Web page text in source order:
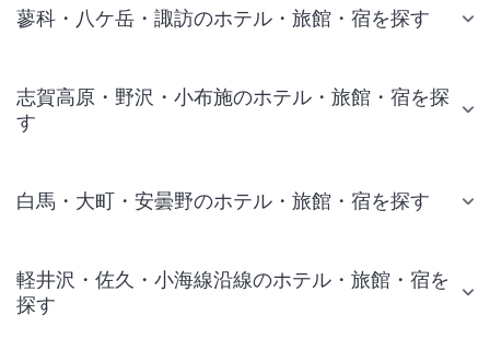
蓼科・八ケ岳・諏訪のホテル・旅館・宿を探す
志賀高原・野沢・小布施のホテル・旅館・宿を探
す
白馬・大町・安曇野のホテル・旅館・宿を探す
軽井沢・佐久・小海線沿線のホテル・旅館・宿を
探す